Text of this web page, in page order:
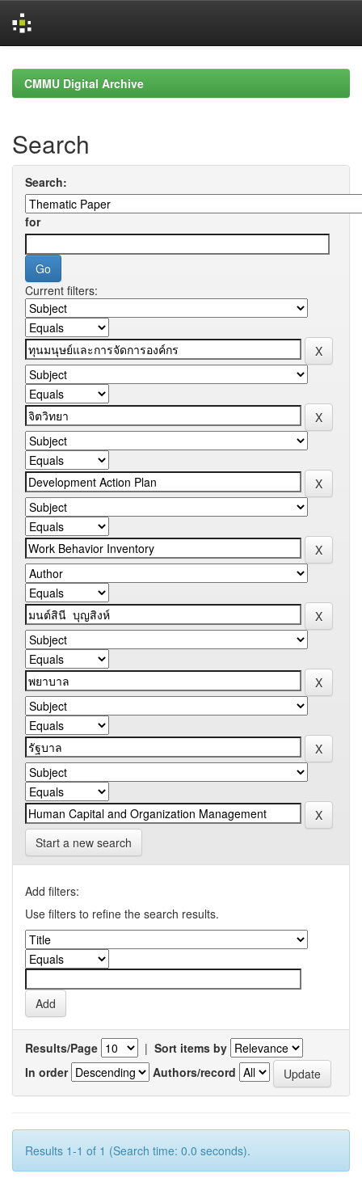
navigationCMMU Digital Archive
Search
Search:
for
Current filters:
Start a new search
Add filters:
Use filters to refine the search results.
Results/Page | Sort items by
In order
Authors/record
Results 1-1 of 1 (Search time: 0.0 seconds).